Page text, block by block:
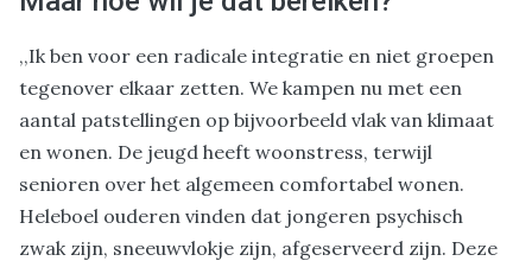
,,Ik ben voor een radicale integratie en niet groepen
tegenover elkaar zetten. We kampen nu met een
aantal patstellingen op bijvoorbeeld vlak van klimaat
en wonen. De jeugd heeft woonstress, terwijl
senioren over het algemeen comfortabel wonen.
Heleboel ouderen vinden dat jongeren psychisch
zwak zijn, sneeuwvlokje zijn, afgeserveerd zijn. Deze